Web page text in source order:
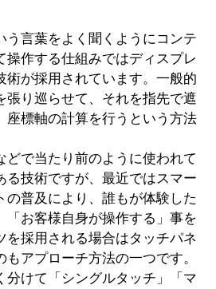
う言葉をよく聞くようにコンテ
操作する仕組みではディスプレ
術が採用されています。一般的
張り巡らせて、それを指先で遮
座標軸の計算を行うという方法
どで当たり前のように使われて
る技術ですが、最近ではスマー
の普及により、誰もが体験した
「お客様自身が操作する」事を
を採用される場合はタッチパネ
アプローチ方法の一つです。
分けて「シングルタッチ」「マ